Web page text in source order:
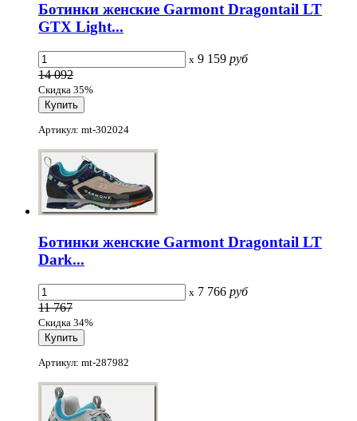
Ботинки женские Garmont Dragontail LT
GTX Light...
x 9 159 руб
14 092
Скидка 35%
Артикул: mt-302024
Ботинки женские Garmont Dragontail LT
Dark...
x 7 766 руб
11 767
Скидка 34%
Артикул: mt-287982